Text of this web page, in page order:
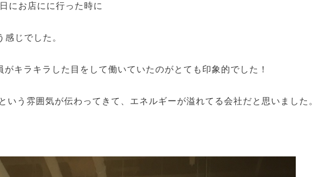
にお店にに行った時に
じでした。
キラキラした目をして働いていたのがとても印象的でした！
う雰囲気が伝わってきて、エネルギーが溢れてる会社だと思いました。